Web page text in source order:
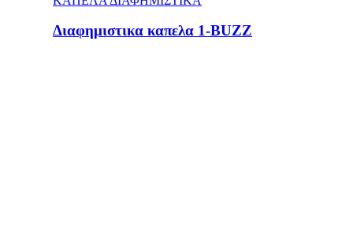
Διαφημιστικα καπελα 1-BUZZ